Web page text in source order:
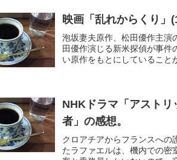
映画「乱れからくり」
泡坂妻夫原作、松田優作主演
田優作演じる新米探偵が事
い原作をもとにしていること
NHKドラマ「アスト
者」の感想。
クロアチアからフランスへの
たラファエルは、機内での密